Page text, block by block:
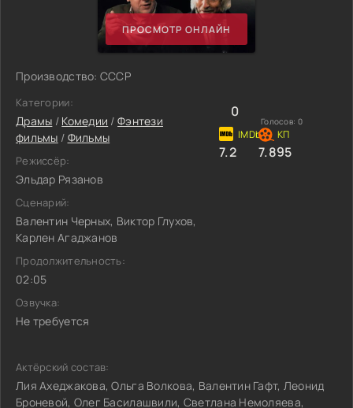
ПРОСМОТР ОНЛАЙН
Производство: СССР
Категории:
Драмы / Комедии /Фэнтези
фильмы / Фильмы
Режиссёр:
Эльдар Рязанов
Сценарий:
Валентин Черных, Виктор Глухов,
Карлен Агаджанов
Продолжительность:
02:05
Озвучка:
Не требуется
0
Голосов: 0
7.2 7.895
Актёрский состав:
Лия Ахеджакова, Ольга Волкова, Валентин Гафт, Леонид
Броневой, Олег Басилашвили, Светлана Немоляева,